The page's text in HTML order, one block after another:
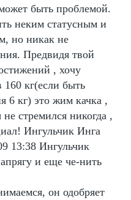
быть проблемой.
неким статусным и
но никак не
Предвидя твой
, хочу
кг(если быть
6 кг) это жим качка ,
стремился никогда ,
Ингульчик Инга
13:38 Ингульчик
и еще че-нить
он одобряет